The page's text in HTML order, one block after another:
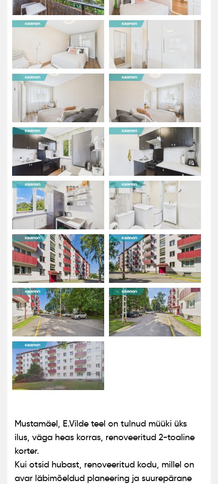
Mustamäel, E.Vilde teel on tulnud müüki üks
ilus, väga heas korras, renoveeritud 2-toaline
korter.
Kui otsid hubast, renoveeritud kodu, millel on
avar läbimõeldud planeering ja suurepärane